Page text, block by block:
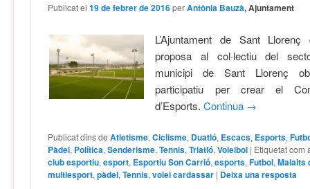
Publicat el19 de febrer de 2016 perAntònia Bauzà, Ajuntament
L’Ajuntament de Sant
proposa al col·lectiu del
municipi de Sant Llorenç
participatiu per crear el
d’Esports.Continua →
Publicat dins de Atletisme,Ciclisme, Duatló, Escacs, Esports,
Pàdel, Política,Senderisme,Tennis,Triatló,Voleibol | Etiquetat com
club esportiu,esport, Esportiu Son Carrió,esports,Futbol,Malalts
multiesport,pàdel,Tennis,volei cardassar | Deixa una resposta